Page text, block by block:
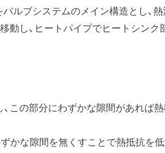
バルブシステムのメイン構造とし
動し、ヒートパイプでヒートシン
この部分にわずかな隙間があれ
ずかな隙間を無くすことで熱抵抗